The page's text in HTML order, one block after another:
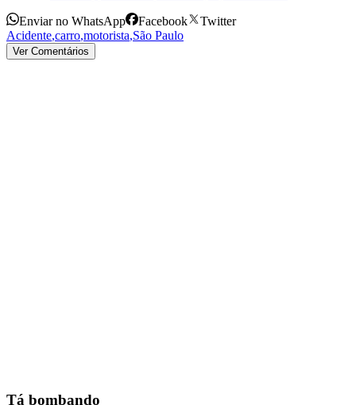
Enviar no WhatsApp Facebook
Twitter
Acidente,carro,motorista,São Paulo
Ver Comentários
Tá bombando